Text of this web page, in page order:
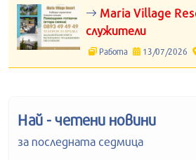
Maria Village
служители
Работа 13/07/2026
Най - четени новини
за последната седмица